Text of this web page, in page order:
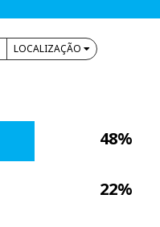
LOCALIZAÇÃO
48%
22%